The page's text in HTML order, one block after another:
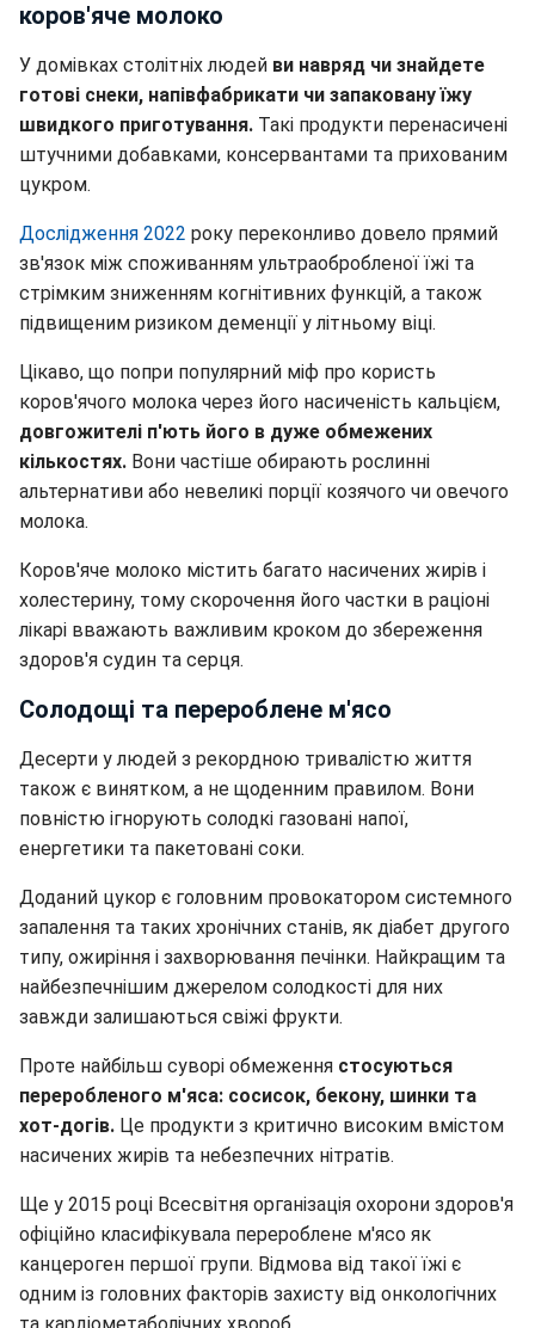
коров'яче молоко
У домівках столітніх людей ви навряд чи знайдете
готові снеки, напівфабрикати чи запаковану їжу
швидкого приготування. Такі продукти перенасичені
штучними добавками, консервантами та прихованим
цукром.
Дослідження 2022 року переконливо довело прямий
зв'язок між споживанням ультраобробленої їжі та
стрімким зниженням когнітивних функцій, а також
підвищеним ризиком деменції у літньому віці.
Цікаво, що попри популярний міф про користь
коров'ячого молока через його насиченість кальцієм,
довгожителі п'ють його в дуже обмежених
кількостях. Вони частіше обирають рослинні
альтернативи або невеликі порції козячого чи овечого
молока.
Коров'яче молоко містить багато насичених жирів і
холестерину, тому скорочення його частки в раціоні
лікарі вважають важливим кроком до збереження
здоров'я судин та серця.
Солодощі та перероблене м'ясо
Десерти у людей з рекордною тривалістю життя
також є винятком, а не щоденним правилом. Вони
повністю ігнорують солодкі газовані напої,
енергетики та пакетовані соки.
Доданий цукор є головним провокатором системного
запалення та таких хронічних станів, як діабет другого
типу, ожиріння і захворювання печінки. Найкращим та
найбезпечнішим джерелом солодкості для них
завжди залишаються свіжі фрукти.
Проте найбільш суворі обмеження стосуються
переробленого м'яса: сосисок, бекону, шинки та
хот-догів. Це продукти з критично високим вмістом
насичених жирів та небезпечних нітратів.
Ще у 2015 році Всесвітня організація охорони здоров'я
офіційно класифікувала перероблене м'ясо як
канцероген першої групи. Відмова від такої їжі є
одним із головних факторів захисту від онкологічних